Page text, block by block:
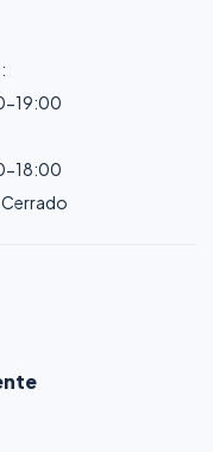
19:00
18:00